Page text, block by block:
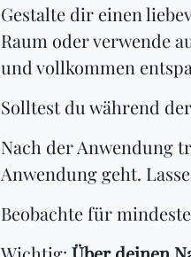
Gestalte dir einen
Raum oder verwende
und vollkommen
Solltest du während
Nach der Anwendung
Anwendung geht.
Beobachte für